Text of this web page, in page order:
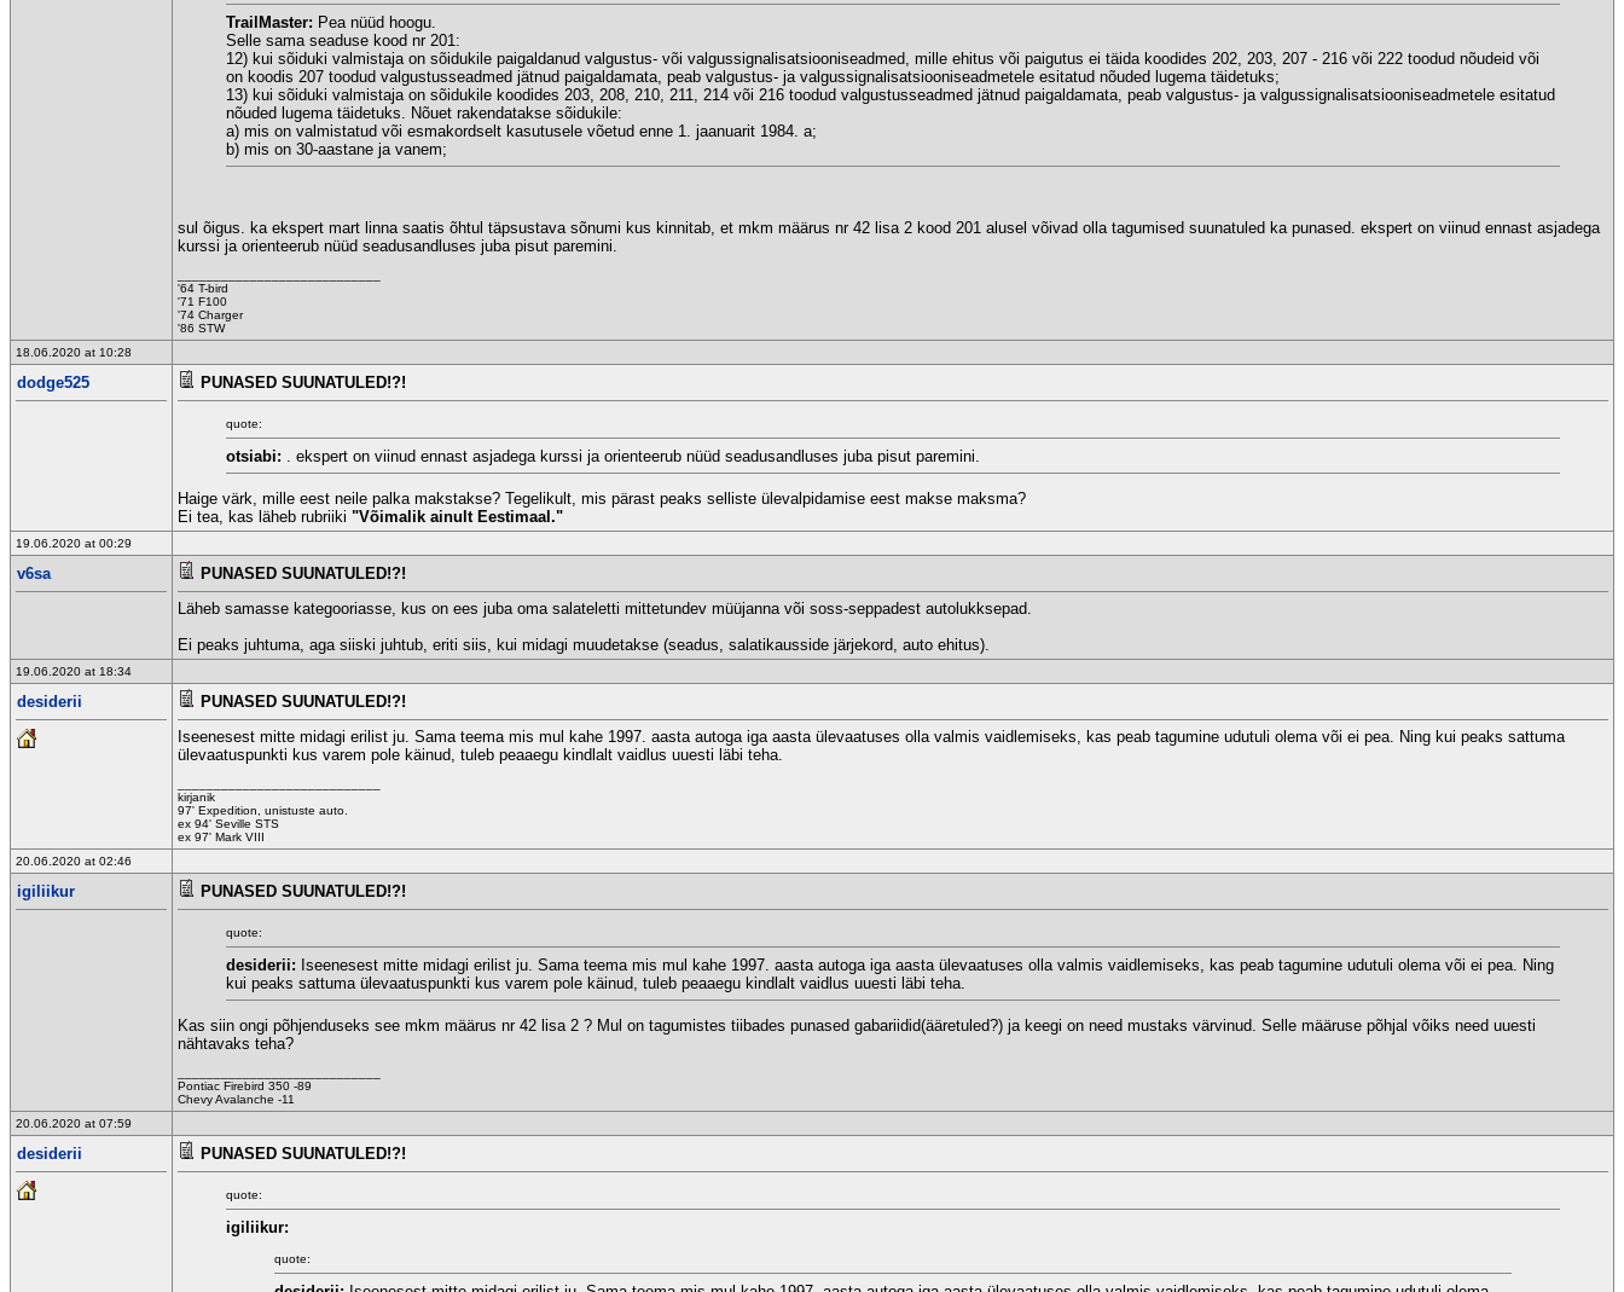
TrailMaster: Pea nüüd hoogu.
Selle sama seaduse kood nr 201:
12) kui sõiduki valmistaja on sõidukile paigaldanud valgustus- või valgussignalisatsiooniseadmed, mille ehitus või paigutus ei täida koodides 202, 203, 207 - 216 või 222 toodud nõudeid või
on koodis 207 toodud valgustusseadmed jätnud paigaldamata, peab valgustus- ja valgussignalisatsiooniseadmetele esitatud nõuded lugema täidetuks;
13) kui sõiduki valmistaja on sõidukile koodides 203, 208, 210, 211, 214 või 216 toodud valgustusseadmed jätnud paigaldamata, peab valgustus- ja valgussignalisatsiooniseadmetele esitatud
nõuded lugema täidetuks. Nõuet rakendatakse sõidukile:
a) mis on valmistatud või esmakordselt kasutusele võetud enne 1. jaanuarit 1984. a;
b) mis on 30-aastane ja vanem;
sul õigus. ka ekspert mart linna saatis õhtul täpsustava sõnumi kus kinnitab, et mkm määrus nr 42 lisa 2 kood 201 alusel võivad olla tagumised suunatuled ka punased. ekspert on viinud ennast asjadega
kurssi ja orienteerub nüüd seadusandluses juba pisut paremini.
'64 T-bird
'71 F100
'74 Charger
'86 STW
18.06.2020 at 10:28
dodge525 PUNASED SUUNATULED!?!
quote:
otsiabi: . ekspert on viinud ennast asjadega kurssi ja orienteerub nüüd seadusandluses juba pisut paremini.
Haige värk, mille eest neile palka makstakse? Tegelikult, mis pärast peaks selliste ülevalpidamise eest makse maksma?
Ei tea, kas läheb rubriiki "Võimalik ainult Eestimaal."
19.06.2020 at 00:29
v6sa
PUNASED SUUNATULED!?!
Läheb samasse kategooriasse, kus on ees juba oma salateletti mittetundev müüjanna või soss-seppadest autolukksepad.
Ei peaks juhtuma, aga siiski juhtub, eriti siis, kui midagi muudetakse (seadus, salatikausside järjekord, auto ehitus).
19.06.2020 at 18:34
desiderii
PUNASED SUUNATULED!?!
Iseenesest mitte midagi erilist ju. Sama teema mis mul kahe 1997. aasta autoga iga aasta ülevaatuses olla valmis vaidlemiseks, kas peab tagumine udutuli olema või ei pea. Ning kui peaks sattuma
ülevaatuspunkti kus varem pole käinud, tuleb peaaegu kindlalt vaidlus uuesti läbi teha.
kirjanik
97' Expedition, unistuste auto.
ex 94' Seville STS
ex 97' Mark VIII
20.06.2020 at 02:46
igiliikur PUNASED SUUNATULED!?!
quote:
desiderii: Iseenesest mitte midagi erilist ju. Sama teema mis mul kahe 1997. aasta autoga iga aasta ülevaatuses olla valmis vaidlemiseks, kas peab tagumine udutuli olema või ei pea. Ning
kui peaks sattuma ülevaatuspunkti kus varem pole käinud, tuleb peaaegu kindlalt vaidlus uuesti läbi teha.
Kas siin ongi põhjenduseks see mkm määrus nr 42 lisa 2 ? Mul on tagumistes tiibades punased gabariidid(ääretuled?) ja keegi on need mustaks värvinud. Selle määruse põhjal võiks need uuesti
nähtavaks teha?
Pontiac Firebird 350 -89
Chevy Avalanche -11
20.06.2020 at 07:59
desiderii PUNASED SUUNATULED!?!
quote:
igiliikur:
quote: